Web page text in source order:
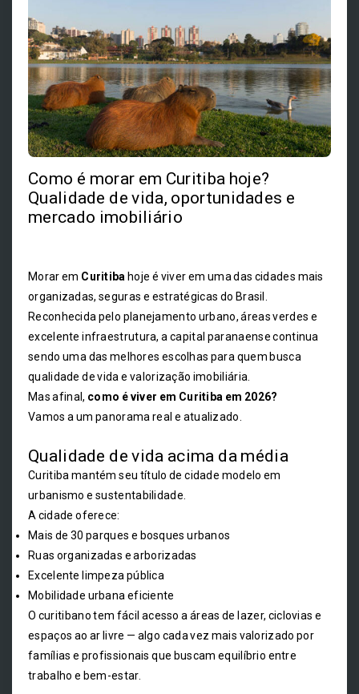
Como é morar em Curitiba hoje?
Qualidade de vida, oportunidades e
mercado imobiliário
Morar em Curitiba hoje é viver em uma das cidades mais
organizadas, seguras e estratégicas do Brasil.
Reconhecida pelo planejamento urbano, áreas verdes e
excelente infraestrutura, a capital paranaense continua
sendo uma das melhores escolhas para quem busca
qualidade de vida e valorização imobiliária.
Mas afinal, como é viver em Curitiba em 2026?
Vamos a um panorama real e atualizado.
Qualidade de vida acima da média
Curitiba mantém seu título de cidade modelo em
urbanismo e sustentabilidade.
A cidade oferece:
Mais de 30 parques e bosques urbanos
Ruas organizadas e arborizadas
Excelente limpeza pública
Mobilidade urbana eficiente
O curitibano tem fácil acesso a áreas de lazer, ciclovias e
espaços ao ar livre — algo cada vez mais valorizado por
famílias e profissionais que buscam equilíbrio entre
trabalho e bem-estar.